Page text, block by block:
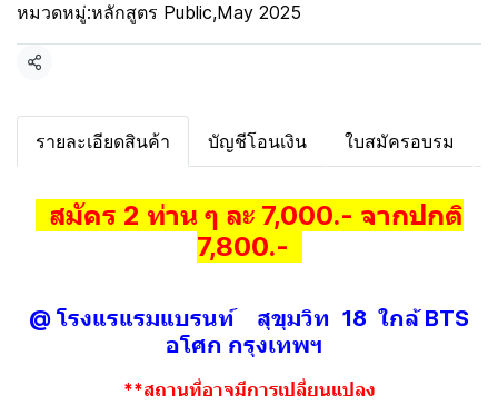
หมวดหมู่:หลักสูตร Public,May 2025
แชร์
รายละเอียดสินค้า บัญชีโอนเงิน ใบสมัครอบรม
สมัคร 2 ท่าน ๆ ละ 7,000.- จากปกติ
7,800.-
@ โรงแรแรมแบรนท์ สุขุมวิท 18 ใกล้ BTS
อโศก กรุงเทพฯ
**สถานที่อาจมีการเปลี่ยนแปลง